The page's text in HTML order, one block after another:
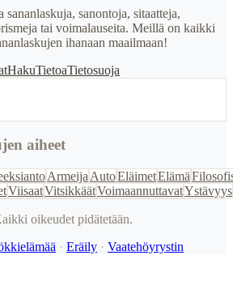
sananlaskuja, sanontoja, sitaatteja,
tai voimalauseita. Meillä on kaikki
ihanaan maailmaan!
HakuTietoaTietosuoja
aiheet
Armeija AutoEläimetElämä
ViisaatVitsikkäätVoimaannuttavatYstävyys
oikeudet pidätetään.
· Eräily · Vaatehöyrystin